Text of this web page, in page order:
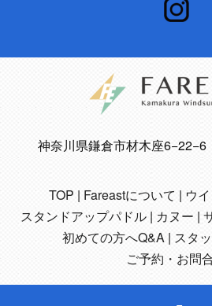
神奈川県鎌倉市材木座6−22−6
TOP Fareastについて
ウ
スタンドアップパドル
カヌー
初めての方へQ&A スタ
ご予約・お問